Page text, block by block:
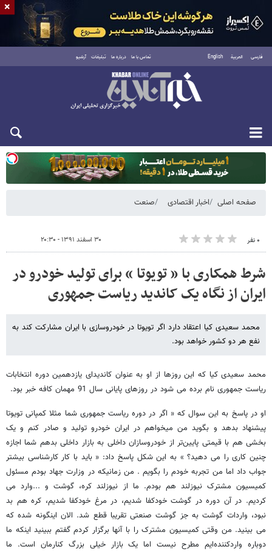
فارسی العربية English تماس با ما درباره ما تبلیغات آرشیو
یکشنبه ۱۸ مرداد ۱۴۰۵
صفحه اصلی اخبار اقتصادی صنعت
۰ نفر ۳۰ اسفند ۱۳۹۱ - ۲۰:۳۰
شرط همکاری با « تویوتا » برای تولید خودرو در
ایران از نگاه یک کاندید ریاست جمهوری
محمد سعیدی کیا اعتقاد دارد اگر تویوتا در خودروسازی با ایران مشارکت کند به
نفع هر دو کشور خواهد بود.
محمد سعیدی کیا که این روزها از او به عنوان کاندیدای یازدهمین دوره انتخابات
ریاست جمهوری نام برده می شود در روزهای پایانی سال 91 مهمان کافه خبر بود.
او در پاسخ به این سوال که « اگر در دوره ریاست جمهوری شما مثلا کمپانی تویوتا
پیشنهاد بدهد و بگوید من میخواهم در ایران خودرو تولید و صادر کنم و یک
بخشی هم با قیمتی پایین‌تر از خودروسازان داخلی به بازار داخلی بدهم شما اجازه
چنین کاری را می دهید؟ » به این شکل پاسخ داد: « باید با کار کارشناسی بیشتر
جواب داد اما من تجربه خودم را بگویم . من زمانیکه در وزارت جهاد بودم مسئول
کمیسیون مشترک نیوزلند هم بودم. ما از نیوزلند کره، گوشت و ...وارد می
کردیم. در آن دوره در گوشت خودکفا شدیم، در مرغ خودکفا شدیم، کره هم بد
نبود، واردات گوشت به جز گوشت صنعتی تقریبا قطع شد. الان اینگونه شده که
می بینید. من وقتی کمیسیون مشترک را با آنها برگزار کردم گفتم ببینید اینکه ما
دوباره واردکننده‌ایم مطرح نیست اما یک بازار خیلی بزرگ کنارمان است. ما
×